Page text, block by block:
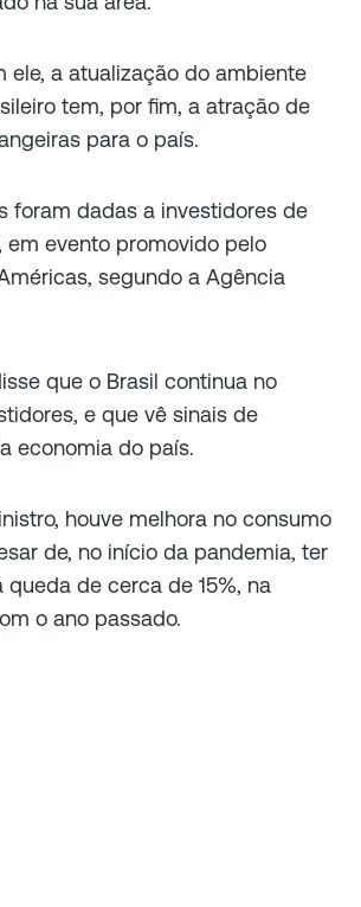
ele, a atualização do ambiente
tem, por fim, a atração de
para o país.
foram dadas a investidores de
em evento promovido pelo
segundo a Agência
que o Brasil continua no
e que vê sinais de
economia do país.
houve melhora no consumo
de, no início da pandemia, ter
de cerca de 15%, na
o ano passado.